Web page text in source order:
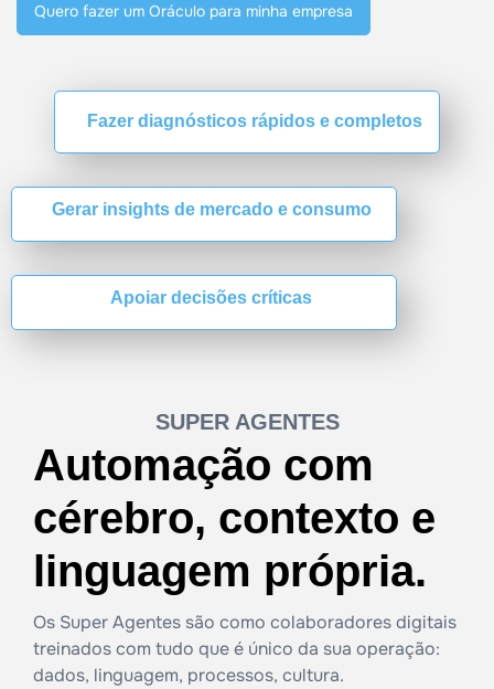
Quero fazer um Oráculo para minha empresa
Fazer diagnósticos rápidos e completos
Gerar insights de mercado e consumo
Apoiar decisões críticas
SUPER AGENTES
Automação com
cérebro, contexto e
linguagem própria.
Os Super Agentes são como colaboradores digitais
treinados com tudo que é único da sua operação:
dados, linguagem, processos, cultura.